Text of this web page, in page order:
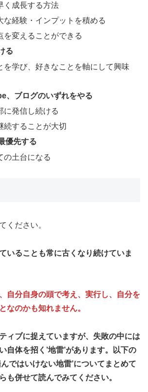
く成長する方法
な経験・インプットを積める
を変えることができる
る
を学び、好きなことを軸にして興味
、ブログのいずれをやる
に発信し続ける
続することが大切
優先する
の土台になる
ください。
いることも常に古くなり続けていま
自分自身の頭で考え、実行し、自分を
なのかも知れません。
ィブに捉えていますが、失敗の中には
自体を招く’地雷’があります。以下の
ではいけない地雷’についてまとめて
も併せて読んでみてください。